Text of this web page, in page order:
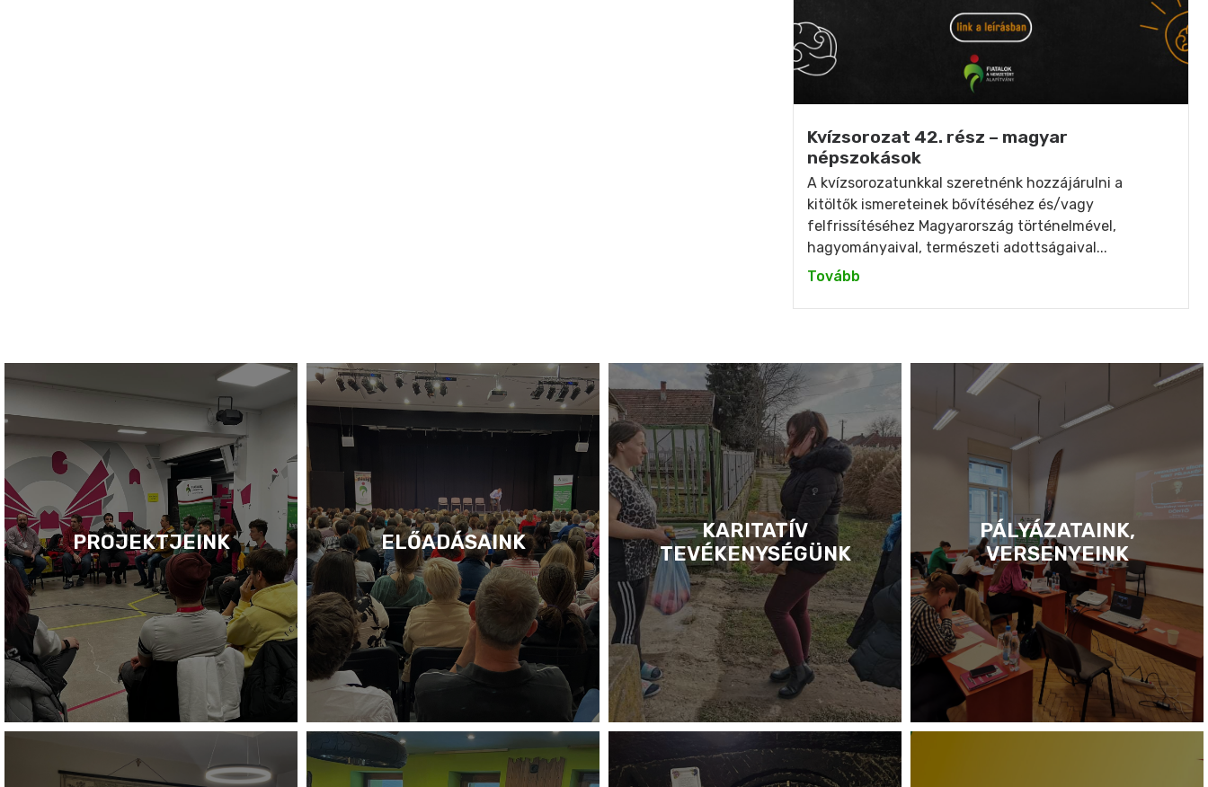
Kvízsorozat 42. rész – magyar
népszokások
A kvízsorozatunkkal szeretnénk hozzájárulni a
kitöltők ismereteinek bővítéséhez és/vagy
felfrissítéséhez Magyarország történelmével,
hagyományaival, természeti adottságaival...
Tovább
PROJEKTJEINK ELŐADÁSAINK
KARITATÍV
TEVÉKENYSÉGÜNK
PÁLYÁZATAINK,
VERSENYEINK